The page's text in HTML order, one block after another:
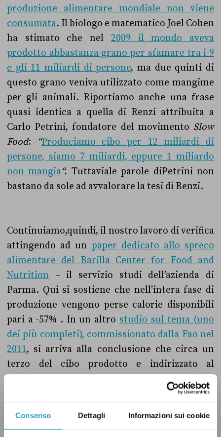
Consenso Dettagli Informazioni sui cookie
produzione alimentare mondiale non viene
consumata. Il biologo e matematico Joel Cohen
ha stimato che nel 2009 il mondo aveva
prodotto abbastanza grano per sfamare tra i 9
e gli 11 miliardi di persone, ma due quinti di
questo grano veniva utilizzato come mangime
per gli animali. Riportiamo anche una frase
quasi identica a quella di Renzi attribuita a
Carlo Petrini, fondatore del movimento Slow
Food: “Produciamo cibo per 12 miliardi di
persone, siamo 7 miliardi, eppure 1 miliardo
non mangia“. Tuttaviale parole diPetrini non
bastano da sole ad avvalorare la tesi di Renzi.
Continuiamo,quindi, il nostro lavoro di verifica
attingendo ad un paper dedicato allo spreco
alimentare del Barilla Center for Food and
Nutrition – il servizio studi dell’azienda di
Parma. Qui si sostiene che nell’intera fase di
produzione vengono perse calorie disponibili
pari a -57% . In un altro studio sul tema (uno
dei più completi), commissionato dalla Fao nel
2011, si arriva alla conclusione che circa un
terzo del cibo prodotto e indirizzato al
consumo delle persone, in realtà viene perso o
sprecato: tale quantità si attesta intorno alla
all’anno. Se presumiamo che due terzi del cibo